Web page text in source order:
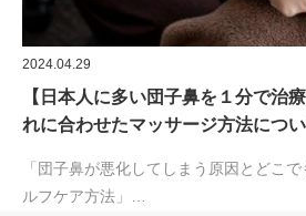
2024.04.29
【日本人に多い団子鼻を１分で治
れに合わせたマッサージ方法につ
「団子鼻が悪化してしまう原因とどこ
ルフケア方法」…